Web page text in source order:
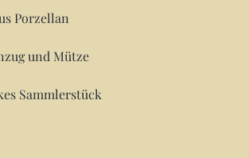
Porzellan
und Mütze
Sammlerstück